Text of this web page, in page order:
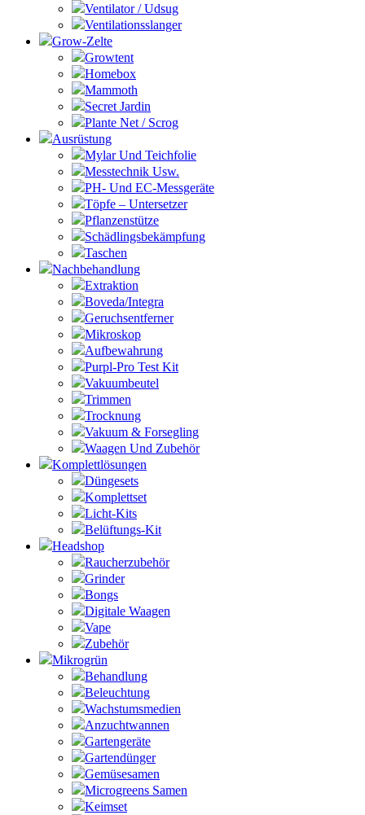
Ventilator / Udsug
Ventilationsslanger
Grow-Zelte
Growtent
Homebox
Mammoth
Secret Jardin
Plante Net / Scrog
Ausrüstung
Mylar Und Teichfolie
Messtechnik Usw.
PH- Und EC-Messgeräte
Töpfe – Untersetzer
Pflanzenstütze
Schädlingsbekämpfung
Taschen
Nachbehandlung
Extraktion
Boveda/Integra
Geruchsentferner
Mikroskop
Aufbewahrung
Purpl-Pro Test Kit
Vakuumbeutel
Trimmen
Trocknung
Vakuum & Forsegling
Waagen Und Zubehör
Komplettlösungen
Düngesets
Komplettset
Licht-Kits
Belüftungs-Kit
Headshop
Raucherzubehör
Grinder
Bongs
Digitale Waagen
Vape
Zubehör
Mikrogrün
Behandlung
Beleuchtung
Wachstumsmedien
Anzuchtwannen
Gartengeräte
Gartendünger
Gemüsesamen
Microgreens Samen
Keimset